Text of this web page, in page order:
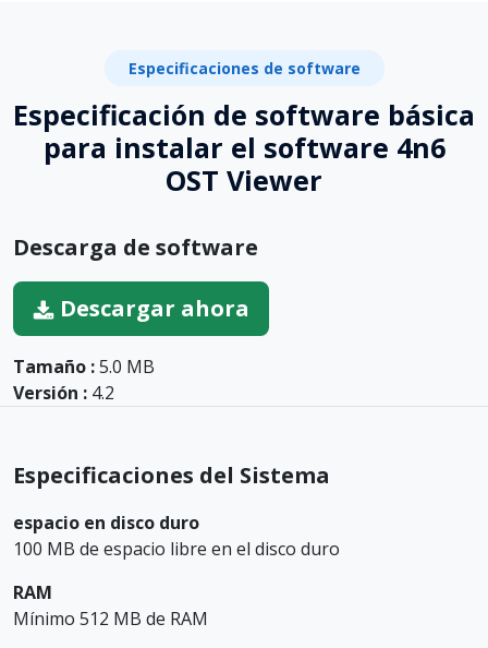
Especificaciones de software
Especificación de software básica
para instalar el software 4n6
OST Viewer
Descarga de software
Descargar ahora
Tamaño :5.0 MB
Versión : 4.2
Especificaciones del Sistema
espacio en disco duro
100 MB de espacio libre en el disco duro
RAM
Mínimo 512 MB de RAM